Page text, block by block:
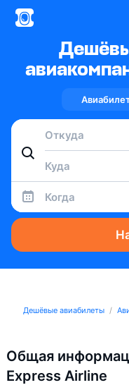
Когда
Дешёвые авиабилеты
Общая
Express Airline